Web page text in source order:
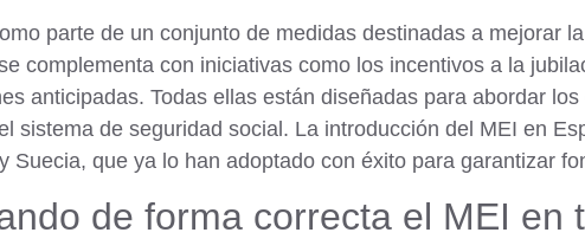
parte de un conjunto de medidas destinadas a mejorar
complementa con iniciativas como los incentivos a la
anticipadas. Todas ellas están diseñadas para abordar
sistema de seguridad social. La introducción del MEI en
Suecia, que ya lo han adoptado con éxito para garantizar
de forma correcta el MEI en